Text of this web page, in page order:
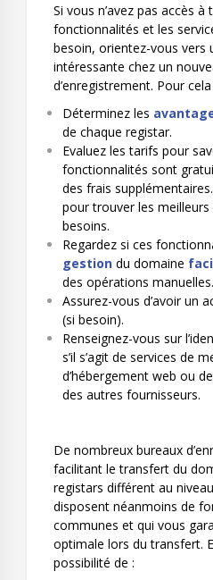
Si vous n’avez pas accès à
fonctionnalités et les
besoin, orientez-vous vers
intéressante chez un
d’enregistrement. Pour cela
Déterminez les
de chaque registar.
Evaluez les tarifs pour
fonctionnalités sont
des frais supplémentaires.
pour trouver les
besoins.
Regardez si ces
gestion du domaine
des opérations manuelles.
Assurez-vous d’avoir un
(si besoin).
Renseignez-vous sur
s’il s’agit de services de
d’hébergement web ou
des autres fournisseurs.
De nombreux bureaux
facilitant le transfert du
registars différent au
disposent néanmoins de
communes et qui vous
optimale lors du transfert.
possibilité de :